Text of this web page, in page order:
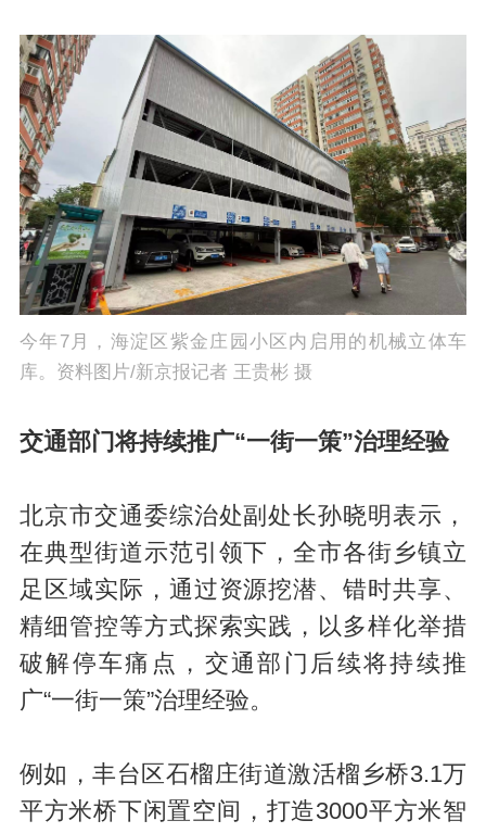
今年7月，海淀区紫金庄园小区内启用的机械立体车
库。资料图片/新京报记者 王贵彬 摄
交通部门将持续推广“一街一策”治理经验
北京市交通委综治处副处长孙晓明表示，
在典型街道示范引领下，全市各街乡镇立
足区域实际，通过资源挖潜、错时共享、
精细管控等方式探索实践，以多样化举措
破解停车痛点，交通部门后续将持续推
广“一街一策”治理经验。
例如，丰台区石榴庄街道激活榴乡桥3.1万
平方米桥下闲置空间，打造3000平方米智